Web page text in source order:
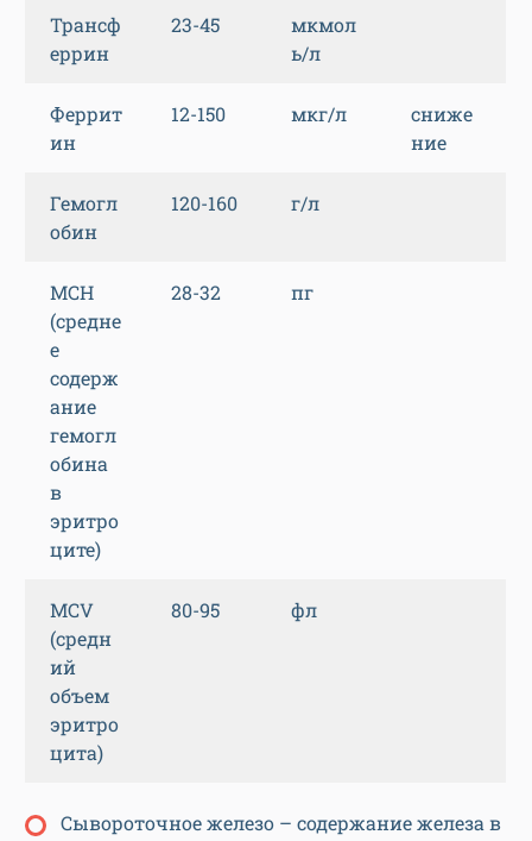
Трансф
еррин
23-45
мкмол
ь/л
Феррит
ин
12-150 мкг/л
сниже
ние
Гемогл
обин
120-160 г/л
MCH
(средне
е
содерж
ание
гемогл
обина
в
эритро
ците)
28-32 пг
MCV
(средн
ий
объем
эритро
цита)
80-95 фл
Сывороточное железо – содержание железа в